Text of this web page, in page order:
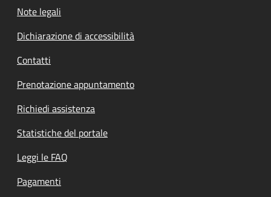
Note legali
Dichiarazione di accessibilità
Contatti
Prenotazione appuntamento
Richiedi assistenza
Statistiche del portale
Leggi le FAQ
Pagamenti